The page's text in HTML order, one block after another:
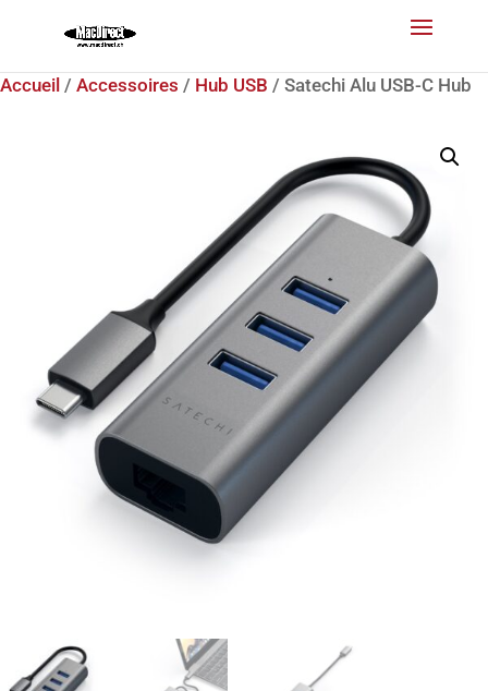
Accueil / Accessoires / Hub USB / Satechi Alu USB-C Hub